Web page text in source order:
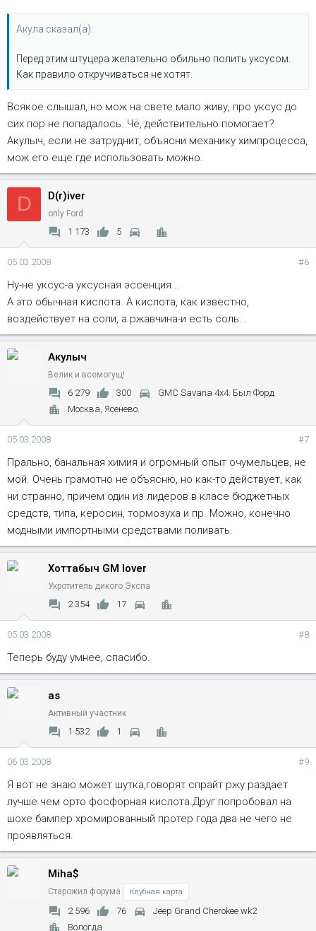
Акула сказал(а):
Перед этим штуцера желательно обильно полить уксусом.
Как правило откручиваться не хотят.
Всякое слышал, но мож на свете мало живу, про уксус до
сих пор не попадалось. Чё, действительно помогает?
Акулыч, если не затруднит, объясни механику химпроцесса,
мож его еще где использовать можно.
D D(r)iver
only Ford
1 173 5
05.03.2008 #6
Ну-не уксус-а уксусная эссенция...
А это обычная кислота. А кислота, как известно,
воздействует на соли, а ржавчина-и есть соль...
Акулыч
Велик и всемогущ!
6 279 300
GMC Savana 4x4. Был Форд
Москва, Ясенево.
05.03.2008 #7
Прально, банальная химия и огромный опыт очумельцев, не
мой. Очень грамотно не объясню, но как-то действует, как
ни странно, причем один из лидеров в класе бюджетных
средств, типа, керосин, тормозуха и пр. Можно, конечно
модными импортными средствами поливать.
Хоттабыч GM lover
Укротитель дикого Экспа
2 354 17
05.03.2008 #8
Теперь буду умнее, спасибо.
as
Активный участник
1 532 1
06.03.2008 #9
Я вот не знаю может шутка,говорят спрайт ржу раздает
лучше чем орто фосфорная кислота.Друг попробовал на
шохе бампер хромированный протер года два не чего не
проявляться.
Miha$
Старожил форума Клубная карта
2 596 76
Jeep Grand Cherokee wk2
Вологда